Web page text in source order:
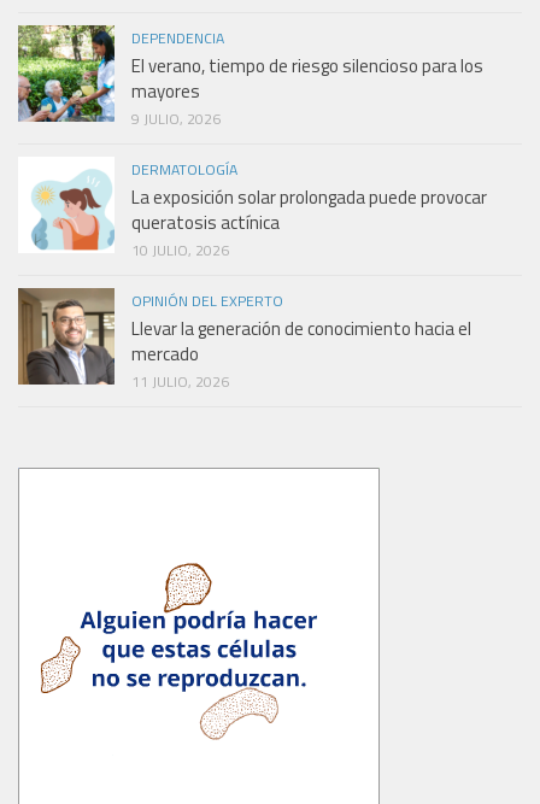
DEPENDENCIA
El verano, tiempo de riesgo silencioso para los
mayores
9 JULIO, 2026
DERMATOLOGÍA
La exposición solar prolongada puede provocar
queratosis actínica
10 JULIO, 2026
OPINIÓN DEL EXPERTO
Llevar la generación de conocimiento hacia el
mercado
11 JULIO, 2026